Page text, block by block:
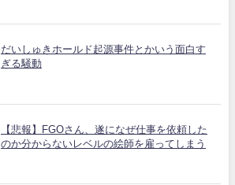
だいしゅきホールド起源事件とかいう面白す
ぎる騒動
【悲報】FGOさん、遂になぜ仕事を依頼した
のか分からないレベルの絵師を雇ってしまう